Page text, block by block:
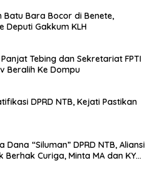
Batu Bara Bocor di Benete,
Deputi Gakkum KLH
Tebing dan Sekretariat FPTI
Beralih Ke Dompu
DPRD NTB, Kejati Pastikan
“Siluman” DPRD NTB, Aliansi
Berhak Curiga, Minta MA dan KY